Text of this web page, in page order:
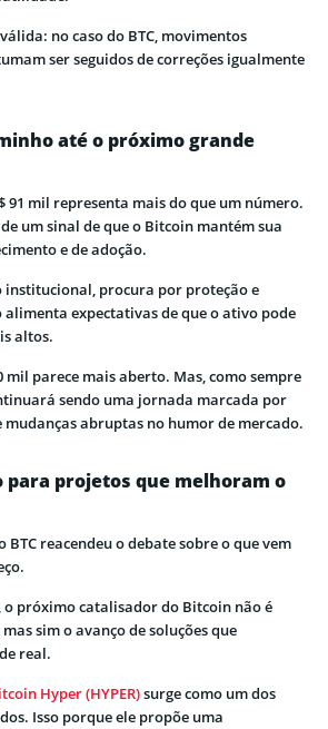
no caso do BTC, movimentos
ser seguidos de correções igualmente
até o próximo grande
91 mil representa mais do que um número.
um sinal de que o Bitcoin mantém sua
e de adoção.
institucional, procura por proteção e
expectativas de que o ativo pode
altos.
mil parece mais aberto. Mas, como sempre
sendo uma jornada marcada por
abruptas no humor de mercado.
para projetos que melhoram o
reacendeu o debate sobre o que vem
próximo catalisador do Bitcoin não é
sim o avanço de soluções que
real.
Hyper (HYPER)surge como um dos
Isso porque ele propõe uma